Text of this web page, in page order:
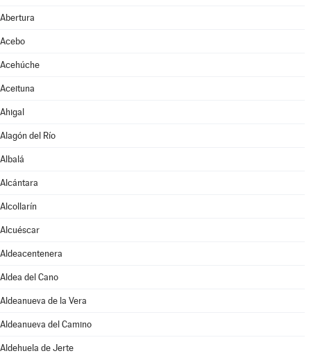
Abertura
Acebo
Acehúche
Aceituna
Ahigal
Alagón del Río
Albalá
Alcántara
Alcollarín
Alcuéscar
Aldeacentenera
Aldea del Cano
Aldeanueva de la Vera
Aldeanueva del Camino
Aldehuela de Jerte